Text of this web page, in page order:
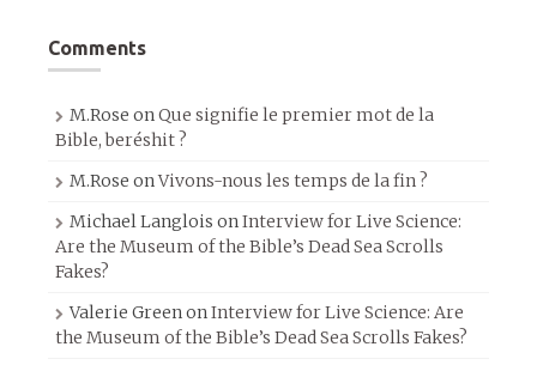
Comments
M.Rose onQue signifie le premier mot de la
Bible, beréshit ?
M.Rose onVivons-nous les temps de la fin ?
Michael Langlois onInterview for Live Science:
Are the Museum of the Bible’s Dead Sea Scrolls
Fakes?
Valerie GreenonInterview for Live Science: Are
the Museum of the Bible’s Dead Sea Scrolls Fakes?